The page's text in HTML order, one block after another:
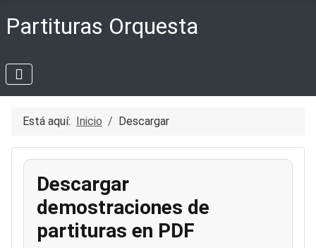
Partituras Orquesta
Está aquí: Inicio Descargar
Descargar
demostraciones de
partituras en PDF